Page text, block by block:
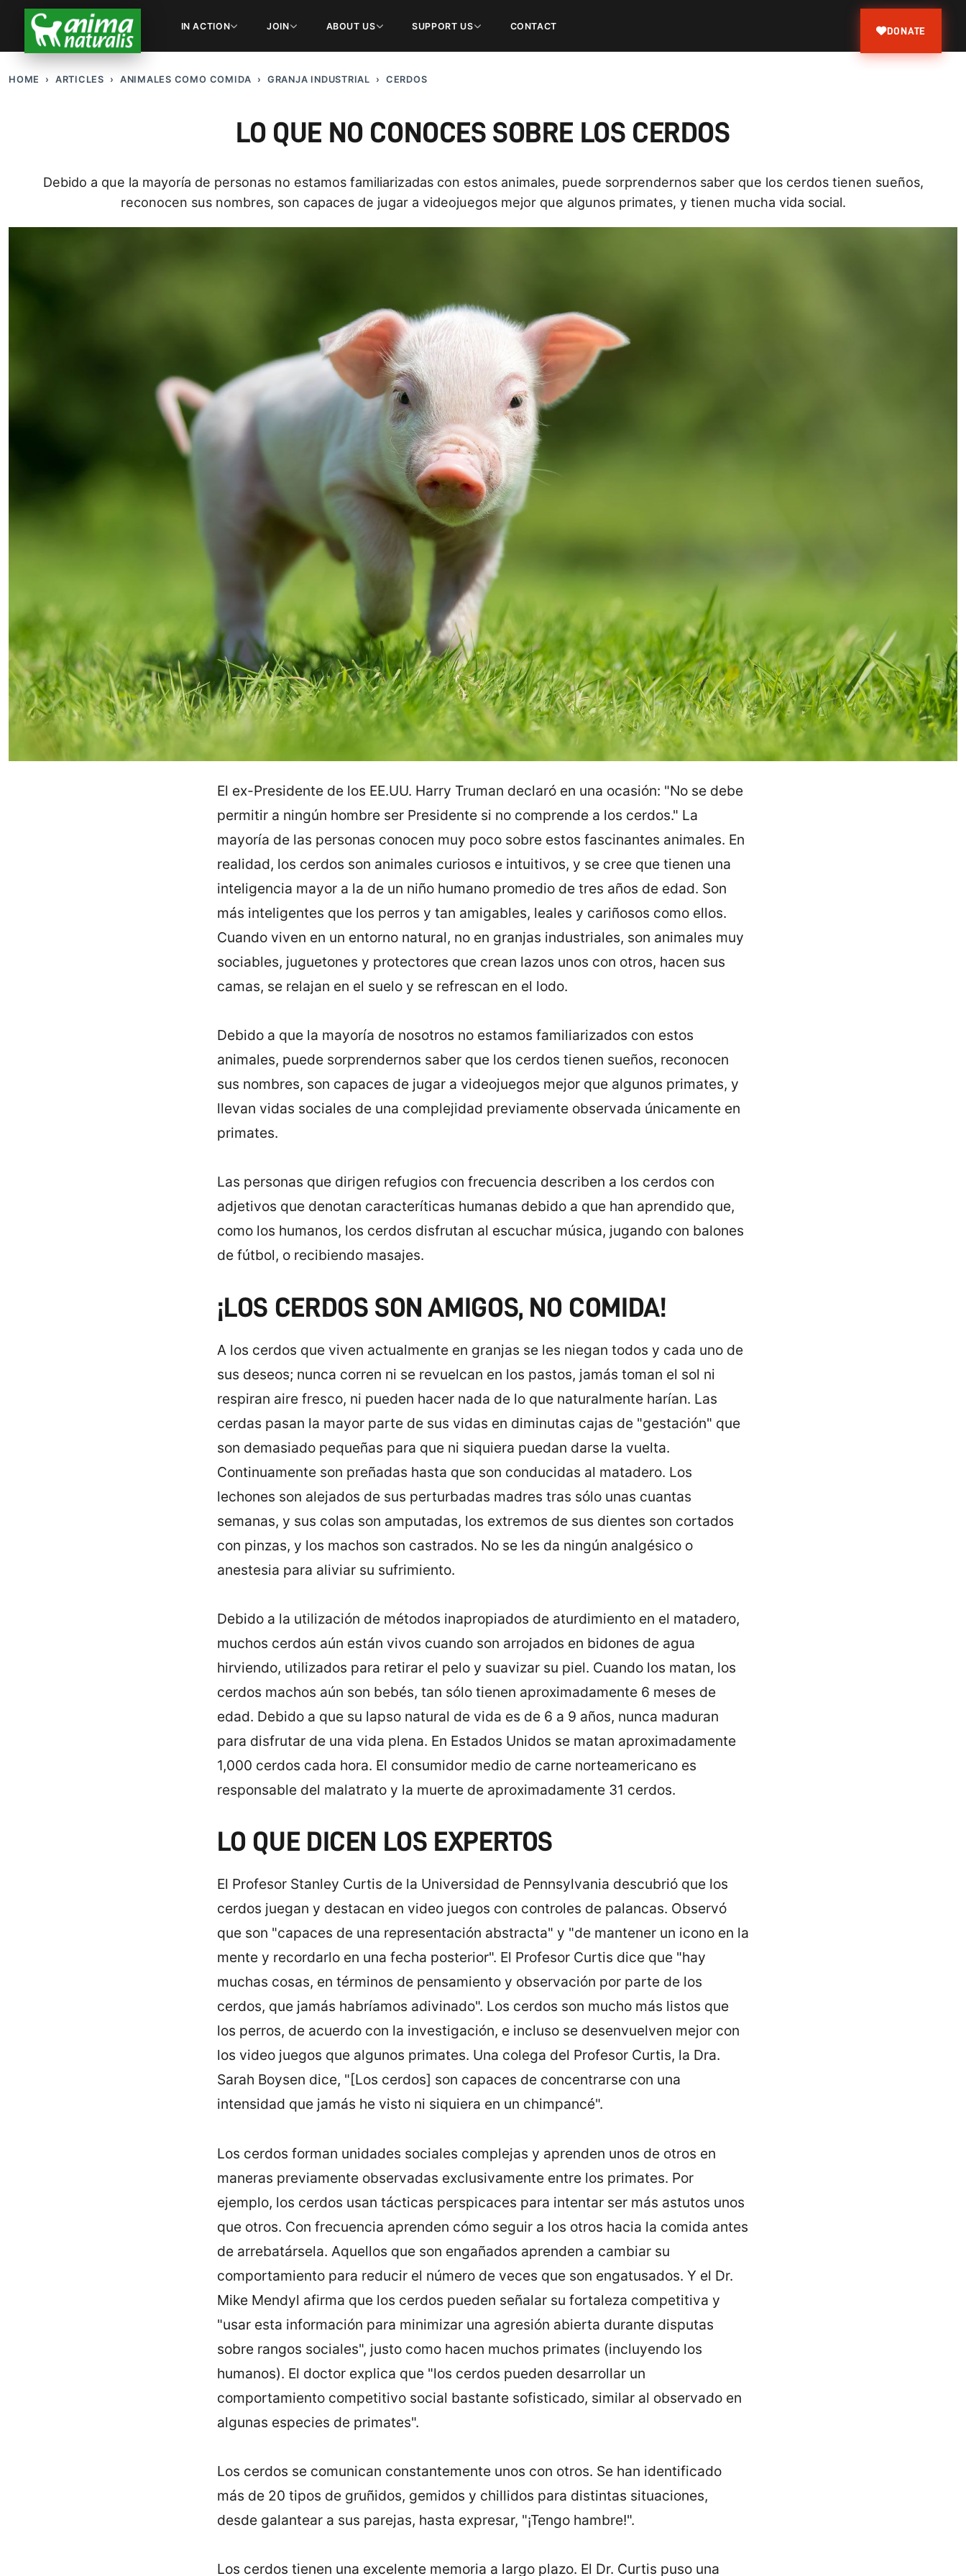
IN ACTION JOIN ABOUT US SUPPORT US CONTACT DONATE
HOME ARTICLES ANIMALES COMO COMIDA GRANJA INDUSTRIAL CERDOS
LO QUE NO CONOCES SOBRE LOS CERDOS
Debido a que la mayorí­a de personas no estamos familiarizadas con estos animales, puede sorprendernos saber que los cerdos tienen sueños,
reconocen sus nombres, son capaces de jugar a videojuegos mejor que algunos primates, y tienen mucha vida social.
El ex-Presidente de los EE.UU. Harry Truman declaró en una ocasión: "No se debe
permitir a ningún hombre ser Presidente si no comprende a los cerdos." La
mayoría de las personas conocen muy poco sobre estos fascinantes animales. En
realidad, los cerdos son animales curiosos e intuitivos, y se cree que tienen una
inteligencia mayor a la de un niño humano promedio de tres años de edad. Son
más inteligentes que los perros y tan amigables, leales y cariñosos como ellos.
Cuando viven en un entorno natural, no en granjas industriales, son animales muy
sociables, juguetones y protectores que crean lazos unos con otros, hacen sus
camas, se relajan en el suelo y se refrescan en el lodo.
Debido a que la mayorí­a de nosotros no estamos familiarizados con estos
animales, puede sorprendernos saber que los cerdos tienen sueños, reconocen
sus nombres, son capaces de jugar a videojuegos mejor que algunos primates, y
llevan vidas sociales de una complejidad previamente observada únicamente en
primates.
Las personas que dirigen refugios con frecuencia describen a los cerdos con
adjetivos que denotan caracterí­ticas humanas debido a que han aprendido que,
como los humanos, los cerdos disfrutan al escuchar música, jugando con balones
de fútbol, o recibiendo masajes.
¡LOS CERDOS SON AMIGOS, NO COMIDA!
A los cerdos que viven actualmente en granjas se les niegan todos y cada uno de
sus deseos; nunca corren ni se revuelcan en los pastos, jamás toman el sol ni
respiran aire fresco, ni pueden hacer nada de lo que naturalmente harí­an. Las
cerdas pasan la mayor parte de sus vidas en diminutas cajas de "gestación" que
son demasiado pequeñas para que ni siquiera puedan darse la vuelta.
Continuamente son preñadas hasta que son conducidas al matadero. Los
lechones son alejados de sus perturbadas madres tras sólo unas cuantas
semanas, y sus colas son amputadas, los extremos de sus dientes son cortados
con pinzas, y los machos son castrados. No se les da ningún analgésico o
anestesia para aliviar su sufrimiento.
Debido a la utilización de métodos inapropiados de aturdimiento en el matadero,
muchos cerdos aún están vivos cuando son arrojados en bidones de agua
hirviendo, utilizados para retirar el pelo y suavizar su piel. Cuando los matan, los
cerdos machos aún son bebés, tan sólo tienen aproximadamente 6 meses de
edad. Debido a que su lapso natural de vida es de 6 a 9 años, nunca maduran
para disfrutar de una vida plena. En Estados Unidos se matan aproximadamente
1,000 cerdos cada hora. El consumidor medio de carne norteamericano es
responsable del malatrato y la muerte de aproximadamente 31 cerdos.
LO QUE DICEN LOS EXPERTOS
El Profesor Stanley Curtis de la Universidad de Pennsylvania descubrió que los
cerdos juegan y destacan en video juegos con controles de palancas. Observó
que son "capaces de una representación abstracta" y "de mantener un icono en la
mente y recordarlo en una fecha posterior". El Profesor Curtis dice que "hay
muchas cosas, en términos de pensamiento y observación por parte de los
cerdos, que jamás habrí­amos adivinado". Los cerdos son mucho más listos que
los perros, de acuerdo con la investigación, e incluso se desenvuelven mejor con
los video juegos que algunos primates. Una colega del Profesor Curtis, la Dra.
Sarah Boysen dice, "[Los cerdos] son capaces de concentrarse con una
intensidad que jamás he visto ni siquiera en un chimpancé".
Los cerdos forman unidades sociales complejas y aprenden unos de otros en
maneras previamente observadas exclusivamente entre los primates. Por
ejemplo, los cerdos usan tácticas perspicaces para intentar ser más astutos unos
que otros. Con frecuencia aprenden cómo seguir a los otros hacia la comida antes
de arrebatársela. Aquellos que son engañados aprenden a cambiar su
comportamiento para reducir el número de veces que son engatusados. Y el Dr.
Mike Mendyl afirma que los cerdos pueden señalar su fortaleza competitiva y
"usar esta información para minimizar una agresión abierta durante disputas
sobre rangos sociales", justo como hacen muchos primates (incluyendo los
humanos). El doctor explica que "los cerdos pueden desarrollar un
comportamiento competitivo social bastante sofisticado, similar al observado en
algunas especies de primates".
Los cerdos se comunican constantemente unos con otros. Se han identificado
más de 20 tipos de gruñidos, gemidos y chillidos para distintas situaciones,
desde galantear a sus parejas, hasta expresar, "¡Tengo hambre!".
Los cerdos tienen una excelente memoria a largo plazo. El Dr. Curtis puso una